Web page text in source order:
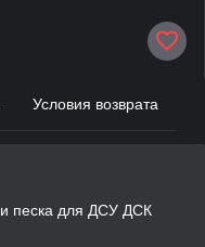
Условия возврата
песка для ДСУ ДСК